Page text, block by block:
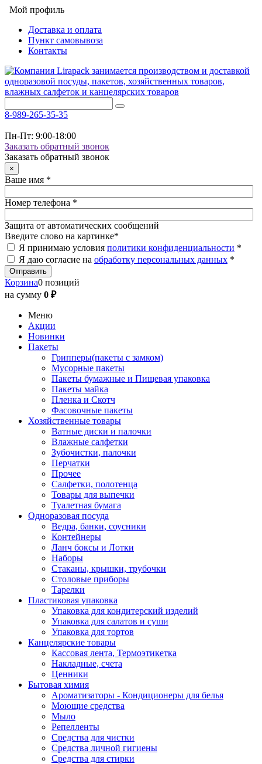
Мой профиль
Доставка и оплата
Пункт самовывоза
Контакты
8-989-265-35-35
Пн-Пт: 9:00-18:00
Заказать обратный звонок
Заказать обратный звонок
×
Ваше имя *
Номер телефона *
Защита от автоматических сообщений
Введите слово на картинке*
Я принимаю условия политики конфиденциальности *
Я даю согласие на обработку персональных данных *
Корзина0 позиций
на сумму 0 ₽
Меню
Акции
Новинки
Пакеты
Грипперы(пакеты с замком)
Мусорные пакеты
Пакеты бумажные и Пищевая упаковка
Пакеты майка
Пленка и Скотч
Фасовочные пакеты
Хозяйственные товары
Ватные диски и палочки
Влажные салфетки
Зубочистки, палочки
Перчатки
Прочее
Салфетки, полотенца
Товары для выпечки
Туалетная бумага
Одноразовая посуда
Ведра, банки, соусники
Контейнеры
Ланч боксы и Лотки
Наборы
Стаканы, крышки, трубочки
Столовые приборы
Тарелки
Пластиковая упаковка
Упаковка для кондитерский изделий
Упаковка для салатов и суши
Упаковка для тортов
Канцелярские товары
Кассовая лента, Термоэтикетка
Накладные, счета
Ценники
Бытовая химия
Ароматизаторы - Кондиционеры для белья
Моющие средства
Мыло
Репелленты
Средства для чистки
Средства личной гигиены
Средства для стирки